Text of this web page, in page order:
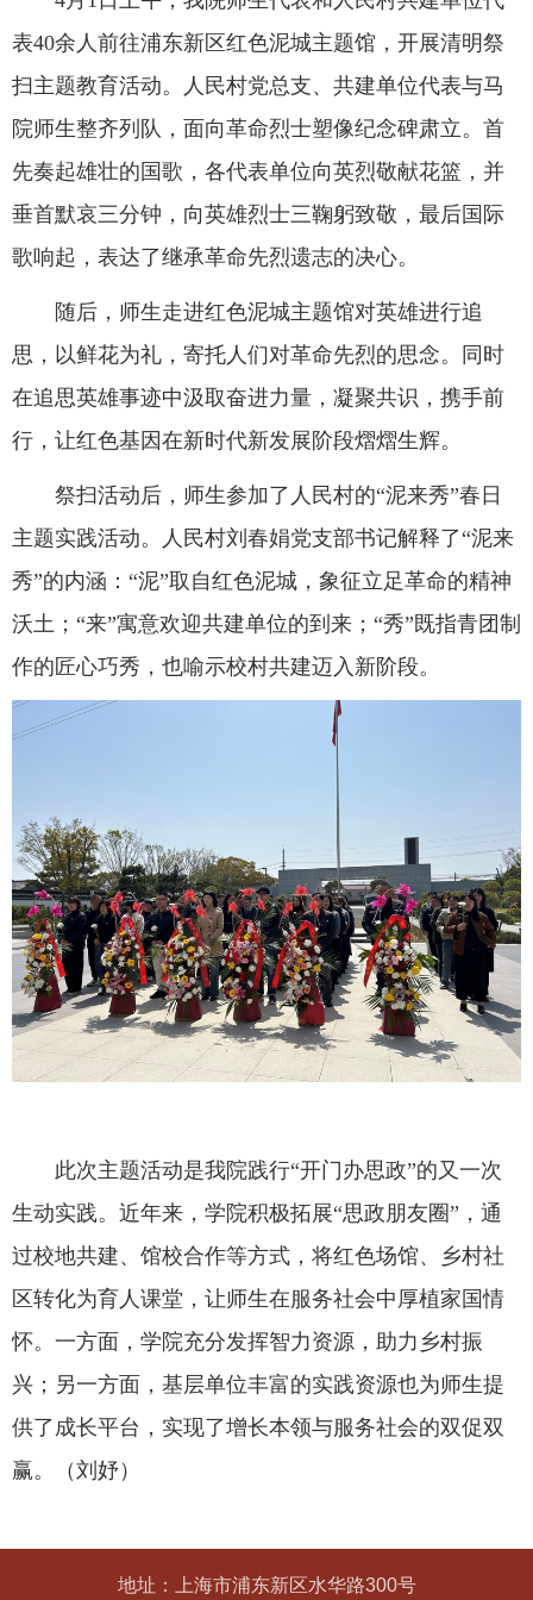
表40余人前往浦东新区红色泥城主题馆，开展清明祭
扫主题教育活动。人民村党总支、共建单位代表与马
院师生整齐列队，面向革命烈士塑像纪念碑肃立。首
先奏起雄壮的国歌，各代表单位向英烈敬献花篮，并
垂首默哀三分钟，向英雄烈士三鞠躬致敬，最后国际
歌响起，表达了继承革命先烈遗志的决心。
随后，师生走进红色泥城主题馆对英雄进行追
思，以鲜花为礼，寄托人们对革命先烈的思念。同时
在追思英雄事迹中汲取奋进力量，凝聚共识，携手前
行，让红色基因在新时代新发展阶段熠熠生辉。
祭扫活动后，师生参加了人民村的“泥来秀”春日
主题实践活动。人民村刘春娟党支部书记解释了“泥来
秀”的内涵：“泥”取自红色泥城，象征立足革命的精神
沃土；“来”寓意欢迎共建单位的到来；“秀”既指青团制
作的匠心巧秀，也喻示校村共建迈入新阶段。
此次主题活动是我院践行“开门办思政”的又一次
生动实践。近年来，学院积极拓展“思政朋友圈”，通
过校地共建、馆校合作等方式，将红色场馆、乡村社
区转化为育人课堂，让师生在服务社会中厚植家国情
怀。一方面，学院充分发挥智力资源，助力乡村振
兴；另一方面，基层单位丰富的实践资源也为师生提
供了成长平台，实现了增长本领与服务社会的双促双
赢。（刘妤）
地址：上海市浦东新区水华路300号